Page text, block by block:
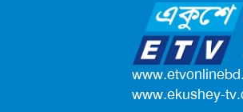
জাতিসংঘের পরবর্তী
আলোচনায় ড. ইউনূস
পদোন্নতি পেয়ে সচিব
www.ekushey-